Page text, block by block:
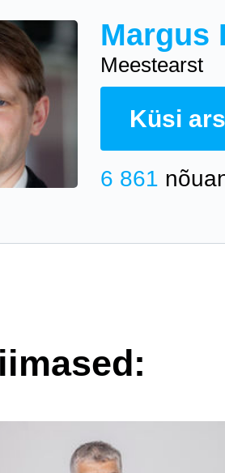
Margus
Meestearst
Küsi
6 861